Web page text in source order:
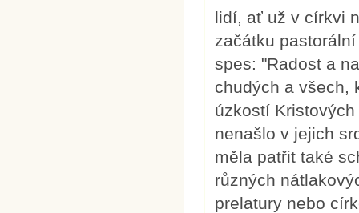
lidí, ať už v církvi
začátku
spes: "Radost a
chudých a všech,
úzkostí
nenašlo v jejich
měla patřit také
různých
prelatury nebo